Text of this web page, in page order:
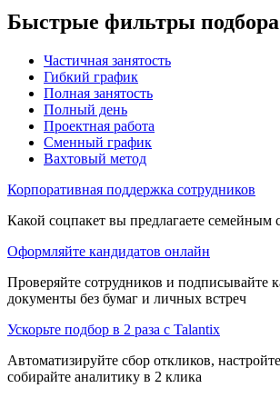
Быстрые фильтры
Частичная занятость
Гибкий график
Полная занятость
Полный день
Проектная работа
Сменный график
Вахтовый метод
Корпоративная поддержка сотрудников
Какой соцпакет вы предлагаете семейным
Оформляйте кандидатов онлайн
Проверяйте сотрудников и подписывайте
документы без бумаг и личных встреч
Ускорьте подбор в 2 раза с Talantix
Автоматизируйте сбор откликов,
собирайте аналитику в 2 клика